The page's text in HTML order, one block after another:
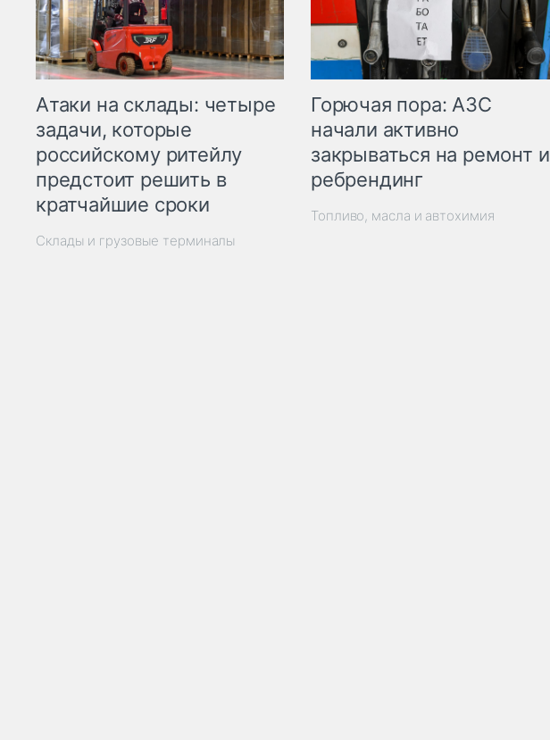
Атаки на склады: четыре
задачи, которые
российскому ритейлу
предстоит решить в
кратчайшие сроки
Склады и грузовые терминалы
Горючая пора: АЗС
начали активно
закрываться на ремонт и
ребрендинг
Топливо, масла и автохимия